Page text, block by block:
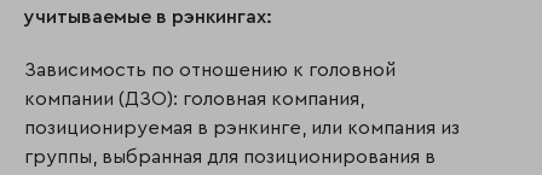
учитываемые в рэнкингах:
Зависимость по отношению к головной
компании (ДЗО): головная компания,
позиционируемая в рэнкинге, или компания из
группы, выбранная для позиционирования в